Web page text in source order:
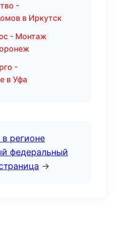
-
в Иркутск
- Монтаж
-
в Уфа
регионе
федеральный
→